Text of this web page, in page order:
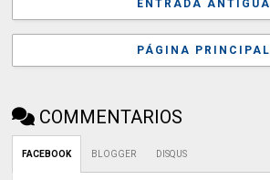
ENTRADA ANTIGUA
PÁGINA PRINCIPAL
COMMENTARIOS
FACEBOOK BLOGGER DISQUS